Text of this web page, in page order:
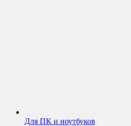
Для ПК и ноутбуков